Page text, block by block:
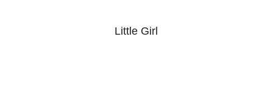
Little Girl